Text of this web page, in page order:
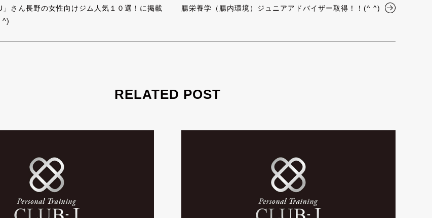
」さん長野の女性向けジム人気１０選！に掲載
^)
腸栄養学（腸内環境）ジュニアアドバイザー取得！！(^ ^)
RELATED POST